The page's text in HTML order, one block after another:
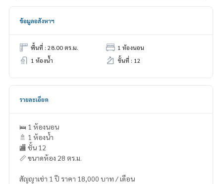
ข้อมูลอสังหาฯ
พื้นที่ : 28.00 ตร.ม.
1 ห้องนอน
1 ห้องน้ำ
ชั้นที่ : 12
รายละเอียด
🛌 1 ห้องนอน
🚿 1 ห้องน้ำ
🏬 ชั้น 12
📏 ขนาดห้อง 28 ตร.ม.
สัญญาเช่า 1 ปี ราคา 18,000 บาท / เดือน